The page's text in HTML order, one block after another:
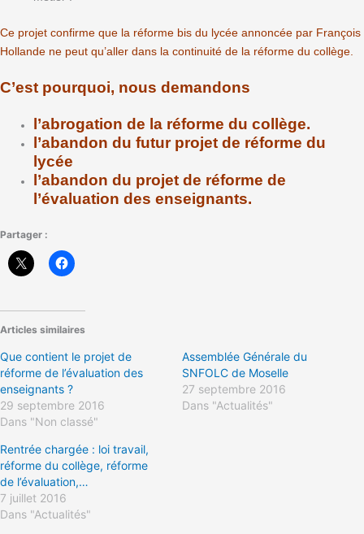
Ce projet confirme que la réforme bis du lycée annoncée par François
Hollande ne peut qu’aller dans la continuité de la réforme du collège.
C’est pourquoi, nous demandons
l’abrogation de la réforme du collège.
l’abandon du futur projet de réforme du
lycée
l’abandon du projet de réforme de
l’évaluation des enseignants.
Partager :
Articles similaires
Que contient le projet de
réforme de l’évaluation des
enseignants ?
29 septembre 2016
Dans "Non classé"
Assemblée Générale du
SNFOLC de Moselle
27 septembre 2016
Dans "Actualités"
Rentrée chargée : loi travail,
réforme du collège, réforme
de l’évaluation,…
7 juillet 2016
Dans "Actualités"